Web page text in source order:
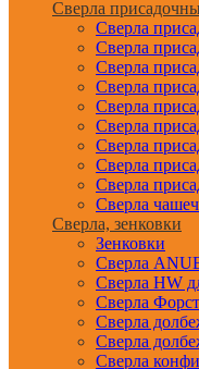
Сверла
Сверла
Сверла
Сверла
Сверла
Сверла
Сверла
Сверла
Сверла
Сверла
Сверла
Сверла, зенковки
Зенковки
Сверла
Сверла HW
Сверла
Сверла
Сверла
Сверла